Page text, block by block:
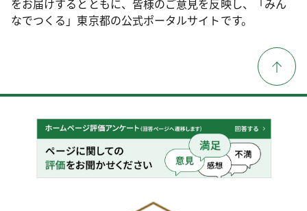
なでつくる」東京都の公式ポータルサイトです。